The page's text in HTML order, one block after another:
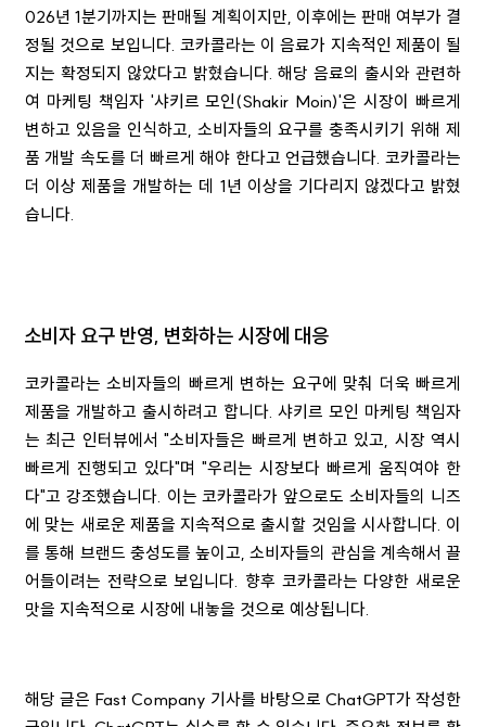
026년 1분기까지는 판매될 계획이지만, 이후에는 판매 여부가 결
정될 것으로 보입니다. 코카콜라는 이 음료가 지속적인 제품이 될
지는 확정되지 않았다고 밝혔습니다. 해당 음료의 출시와 관련하
여 마케팅 책임자 '샤키르 모인(Shakir Moin)'은 시장이 빠르게
변하고 있음을 인식하고, 소비자들의 요구를 충족시키기 위해 제
품 개발 속도를 더 빠르게 해야 한다고 언급했습니다. 코카콜라는
더 이상 제품을 개발하는 데 1년 이상을 기다리지 않겠다고 밝혔
습니다.
소비자 요구 반영, 변화하는 시장에 대응
코카콜라는 소비자들의 빠르게 변하는 요구에 맞춰 더욱 빠르게
제품을 개발하고 출시하려고 합니다. 샤키르 모인 마케팅 책임자
는 최근 인터뷰에서 "소비자들은 빠르게 변하고 있고, 시장 역시
빠르게 진행되고 있다"며 "우리는 시장보다 빠르게 움직여야 한
다"고 강조했습니다. 이는 코카콜라가 앞으로도 소비자들의 니즈
에 맞는 새로운 제품을 지속적으로 출시할 것임을 시사합니다. 이
를 통해 브랜드 충성도를 높이고, 소비자들의 관심을 계속해서 끌
어들이려는 전략으로 보입니다. 향후 코카콜라는 다양한 새로운
맛을 지속적으로 시장에 내놓을 것으로 예상됩니다.
해당 글은 Fast Company 기사를 바탕으로 ChatGPT가 작성한